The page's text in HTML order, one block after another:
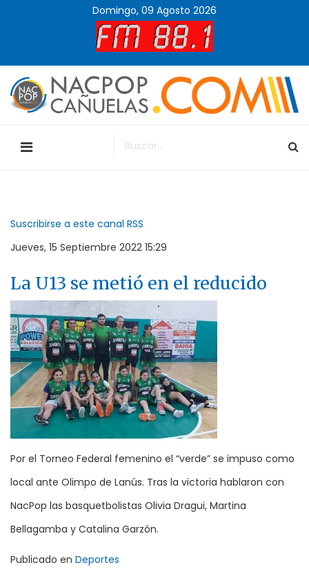
Domingo, 09 Agosto 2026
Suscribirse a este canal RSS
Jueves, 15 Septiembre 2022 15:29
La U13 se metió en el reducido
Por el Torneo Federal femenino el “verde” se impuso como
local ante Olimpo de Lanús. Tras la victoria hablaron con
NacPop las basquetbolistas Olivia Dragui, Martina
Bellagamba y Catalina Garzón.
Publicado en Deportes